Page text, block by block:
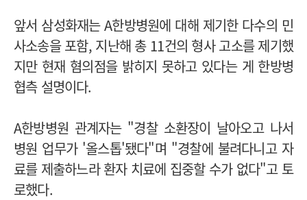
앞서 삼성화재는 A한방병원에 대해 제기한 다수의 민
사소송을 포함, 지난해 총 11건의 형사 고소를 제기했
지만 현재 혐의점을 밝히지 못하고 있다는 게 한방병
협측 설명이다.
A한방병원 관계자는 "경찰 소환장이 날아오고 나서
병원 업무가 '올스톱'됐다"며 "경찰에 불려다니고 자
료를 제출하느라 환자 치료에 집중할 수가 없다"고 토
로했다.